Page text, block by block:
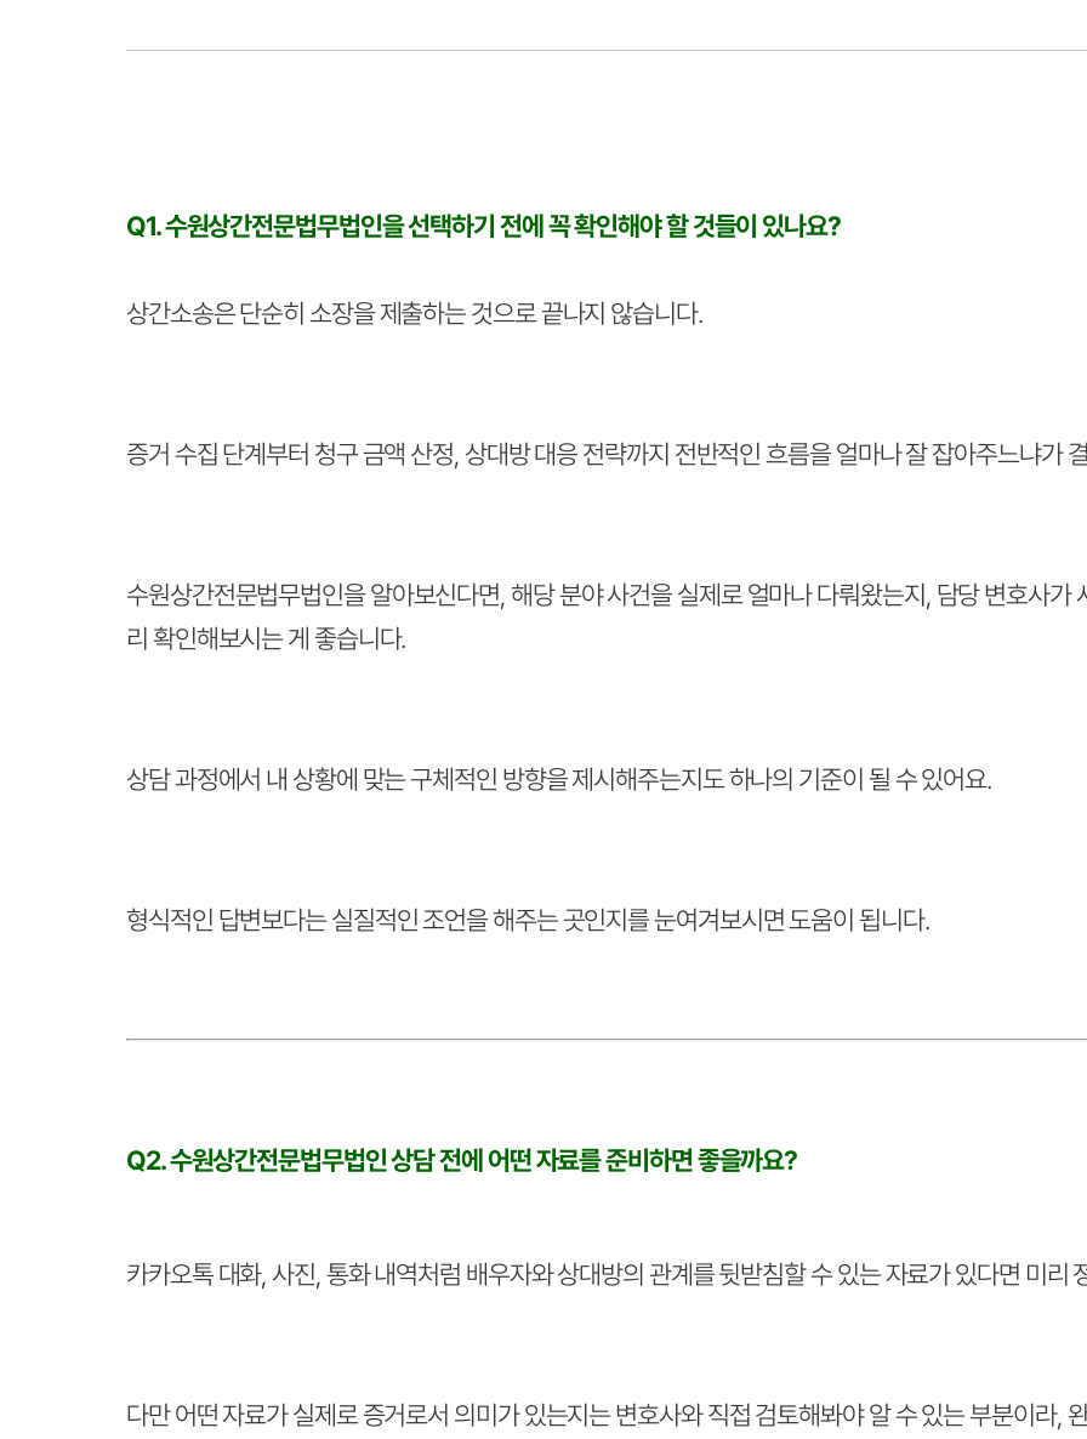
Q1. 수원상간전문법무법인을 선택하기 전에 꼭 확인해야 할 것들이 있나요?
상간소송은 단순히 소장을 제출하는 것으로 끝나지 않습니다.
증거 수집 단계부터 청구 금액 산정, 상대방 대응 전략까지 전반적인 흐름을 얼마나 잘 잡아주느냐가
수원상간전문법무법인을 알아보신다면, 해당 분야 사건을 실제로 얼마나 다뤄왔는지, 담당 변호사가
리 확인해보시는 게 좋습니다.
상담 과정에서 내 상황에 맞는 구체적인 방향을 제시해주는지도 하나의 기준이 될 수 있어요.
형식적인 답변보다는 실질적인 조언을 해주는 곳인지를 눈여겨보시면 도움이 됩니다.
Q2. 수원상간전문법무법인 상담 전에 어떤 자료를 준비하면 좋을까요?
카카오톡 대화, 사진, 통화 내역처럼 배우자와 상대방의 관계를 뒷받침할 수 있는 자료가 있다면 미리
다만 어떤 자료가 실제로 증거로서 의미가 있는지는 변호사와 직접 검토해봐야 알 수 있는 부분이라,